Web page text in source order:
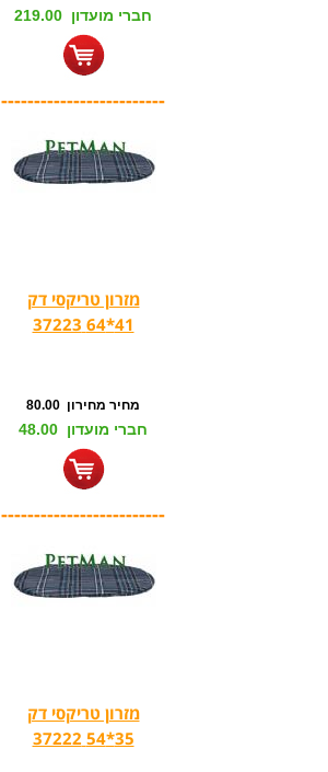
חברי מועדון 219.00
-------------------------
מזרון טריקסי דק
41*64 37223
מחיר מחירון 80.00
חברי מועדון 48.00
-------------------------
מזרון טריקסי דק
35*54 37222